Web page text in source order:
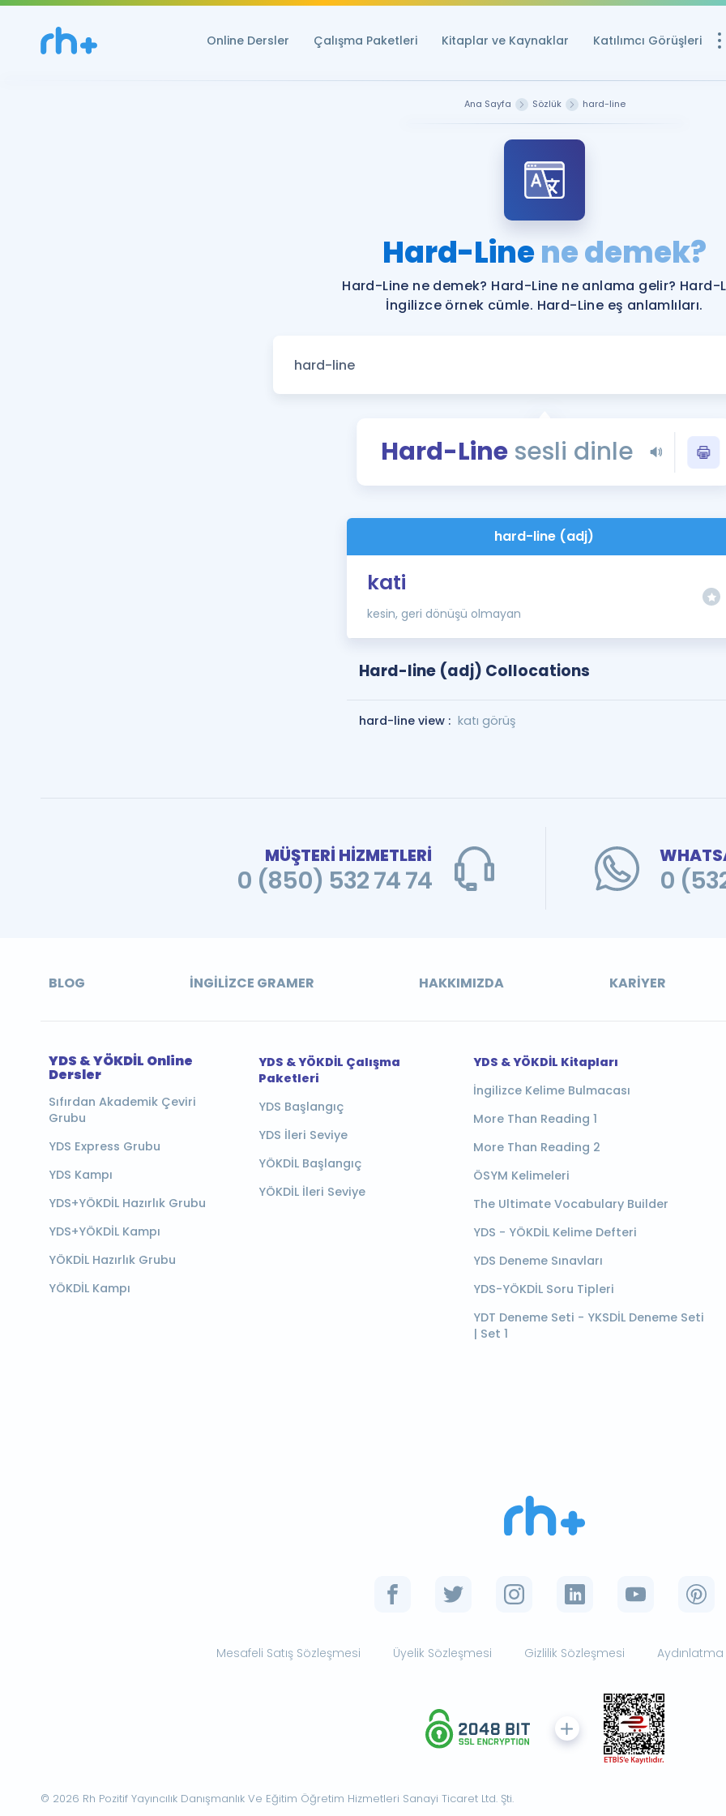
Online Dersler Çalışma Paketleri Kitaplar ve Kaynaklar Katılımcı Görüşleri
YDS ve YÖKDİL
YDS ve YÖKDİL'e
Tüm ÖSYM
YDS - YÖKDİL
İngilizce Gramer
Ana Sayfa Sözlük hard-line
Hard-Linene demek?
Hard-Line ne demek? Hard-Line ne anlama gelir? Hard-
İngilizce örnek cümle. Hard-Line eş anlamlıları.
Hard-Line sesli dinle
hard-line (adj)
kati
kesin, geri dönüşü olmayan
Hard-line (adj) Collocations
hard-line view : katı görüş
MÜŞTERİ HİZMETLERİ
0 (850) 532 74 74 0
BLOG İNGILIZCE GRAMER HAKKIMIZDA KARIYER
YDS & YÖKDİL Online
Dersler
Sıfırdan Akademik Çeviri
Grubu
YDS Express Grubu
YDS Kampı
YDS+YÖKDİL Hazırlık Grubu
YDS+YÖKDİL Kampı
YÖKDİL Hazırlık Grubu
YÖKDİL Kampı
YDS & YÖKDİL Çalışma
Paketleri
YDS Başlangıç
YDS İleri Seviye
YÖKDİL Başlangıç
YÖKDİL İleri Seviye
YDS & YÖKDİL Kitapları
İngilizce Kelime Bulmacası
More Than Reading 1
More Than Reading 2
ÖSYM Kelimeleri
The Ultimate Vocabulary Builder
YDS - YÖKDİL Kelime Defteri
YDS Deneme Sınavları
YDS-YÖKDİL Soru Tipleri
YDT Deneme Seti - YKSDİL Deneme Seti
| Set 1
Mesafeli Satış Sözleşmesi Üyelik Sözleşmesi Gizlilik Sözleşmesi
© 2026 Rh Pozitif Yayıncılık Danışmanlık Ve Eğitim Öğretim Hizmetleri Sanayi Ticaret Ltd. Şti.